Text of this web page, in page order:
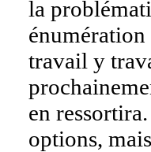
la
travail y
en
options,